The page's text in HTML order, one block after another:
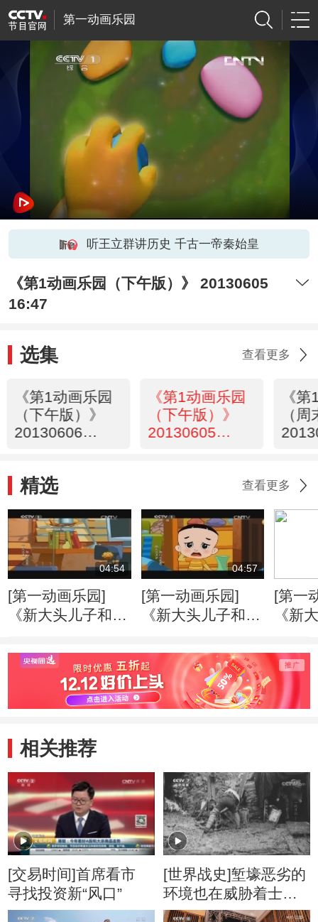
第一动画乐园
听王立群讲历史 千古一帝秦始皇
《第1动画乐园（下午版）》 20130605
16:47
选集 查看更多
《第1动画乐园
（下午版）》
20130606
《第1动画乐园
（下午版）》
20130605
《
（
精选 查看更多
04:54
[第一动画乐园]
《新大头儿子和小
季） 梨子争夺战
04:57
[第一动画乐园]
《新大头儿子和小
季） 有条理的一
家子
[第一
《新
季）
行家
相关推荐
[交易时间]首席看市
寻找投资新“风口”
[世界战史]堑壕恶劣的
环境也在威胁着士兵
们的健康